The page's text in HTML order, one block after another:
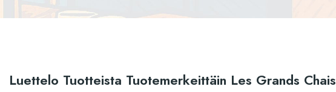
Luettelo Tuotteista Tuotemerkeittäin Les Grands